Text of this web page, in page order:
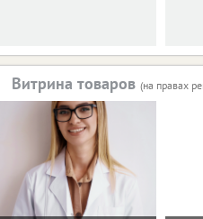
Витрина товаров (на правах